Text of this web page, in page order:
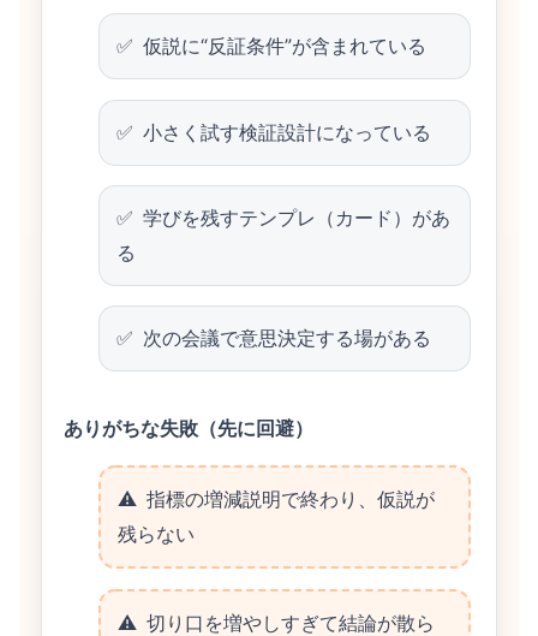
仮説に“反証条件”が含まれている
小さく試す検証設計になっている
学びを残すテンプレ（カード）があ
る
次の会議で意思決定する場がある
ありがちな失敗（先に回避）
指標の増減説明で終わり、仮説が
残らない
切り口を増やしすぎて結論が散ら